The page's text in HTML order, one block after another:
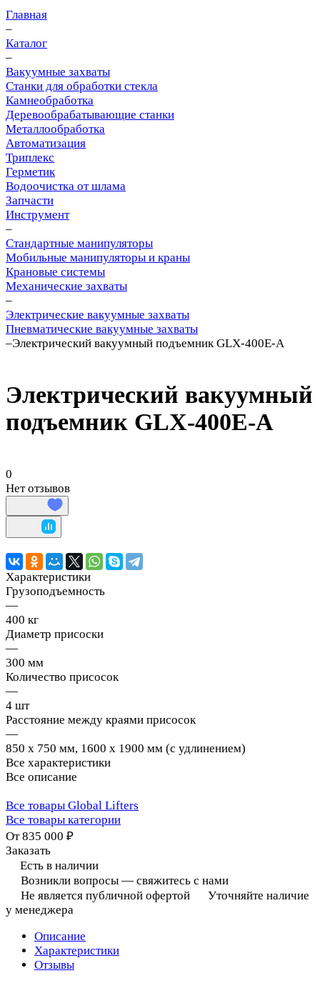
Главная
–
Каталог
–
Вакуумные захваты
Станки для обработки стекла
Камнеобработка
Деревообрабатывающие станки
Металлообработка
Автоматизация
Триплекс
Герметик
Водоочистка от шлама
Запчасти
Инструмент
–
Стандартные манипуляторы
Мобильные манипуляторы и краны
Крановые сиcтемы
Механические захваты
–
Электрические вакуумные захваты
Пневматические вакуумные захваты
–Электрический вакуумный подъемник GLX-400E-A
Электрический вакуумный
подъемник GLX-400E-A
0
Нет отзывов
Характеристики
Грузоподъемность
—
400 кг
Диаметр присоски
—
300 мм
Количество присосок
—
4 шт
Расстояние между краями присосок
—
850 х 750 мм, 1600 х 1900 мм (с удлинением)
Все характеристики
Все описание
Все товары Global Lifters
Все товары категории
От 835 000 ₽
Заказать
Есть в наличии
Возникли вопросы — свяжитесь с нами
Не является публичной офертой
Уточняйте наличие
у менеджера
Описание
Характеристики
Отзывы